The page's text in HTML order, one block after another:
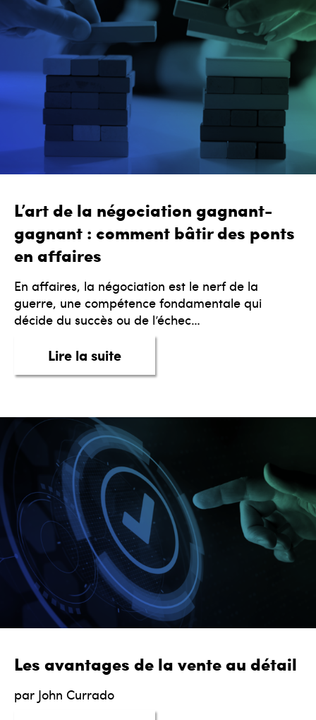
L’art de la négociation gagnant-
gagnant : comment bâtir des ponts
en affaires
En affaires, la négociation est le nerf de la
guerre, une compétence fondamentale qui
décide du succès ou de l’échec…
Lire la suiteabout L’art de la
Les avantages de la vente au détail
par John Currado